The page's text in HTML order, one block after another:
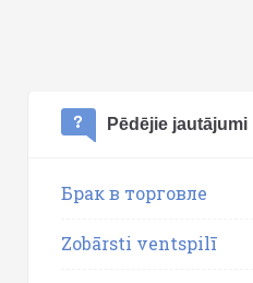
Pēdējie jautājumi
Брак в торговле
Zobārsti ventspilī